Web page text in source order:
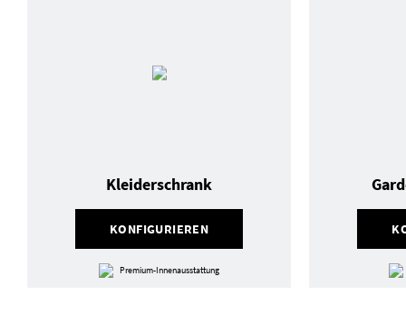
KONFIGURIEREN
Kleiderschrank
Premium-Innenausstattung